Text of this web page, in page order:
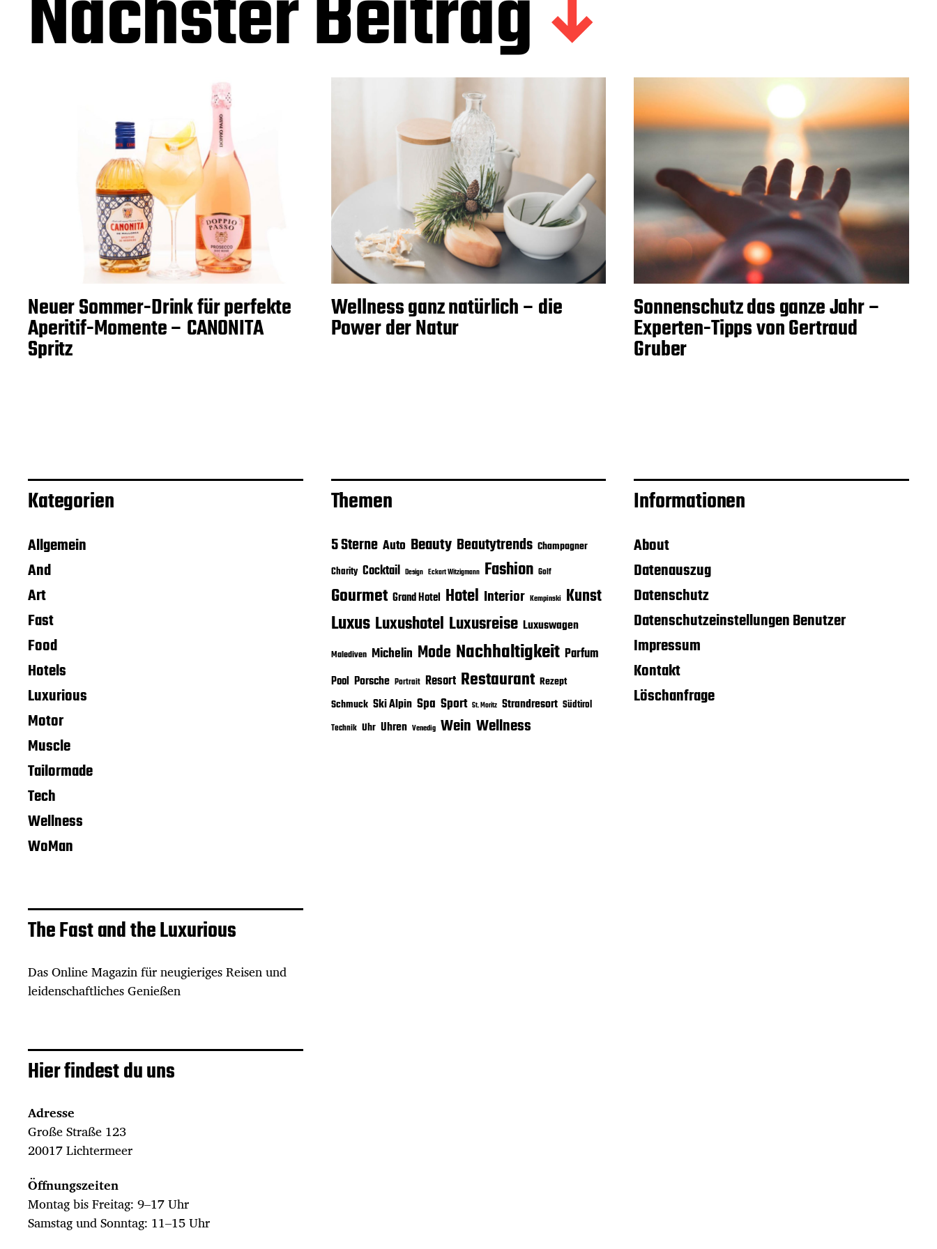
Neuer Sommer-Drink für perfekte
Aperitif-Momente – CANONITA
Spritz
Wellness ganz natürlich – die
Power der Natur
Sonnenschutz das ganze Jahr –
Experten-Tipps von Gertraud
Gruber
Kategorien
Allgemein
And
Art
Fast
Food
Hotels
Luxurious
Motor
Muscle
Tailormade
Tech
Wellness
WoMan
The Fast and the Luxurious
Das Online Magazin für neugieriges Reisen und
leidenschaftliches Genießen
Hier findest du uns
Adresse
Große Straße 123
20017 Lichtermeer
Öffnungszeiten
Montag bis Freitag: 9–17 Uhr
Samstag und Sonntag: 11–15 Uhr
Themen
5 Sterne Auto Beauty Beautytrends Champagner
Charity Cocktail Design Eckart Witzigmann Fashion Golf
Gourmet Grand Hotel Hotel Interior Kempinski Kunst
Luxus Luxushotel Luxusreise Luxuswagen
Malediven Michelin Mode Nachhaltigkeit Parfum
Pool Porsche Portrait Resort Restaurant Rezept
Schmuck Ski Alpin Spa Sport St. Moritz Strandresort Südtirol
Technik Uhr Uhren Venedig Wein Wellness
Informationen
About
Datenauszug
Datenschutz
Datenschutzeinstellungen Benutzer
Impressum
Kontakt
Löschanfrage